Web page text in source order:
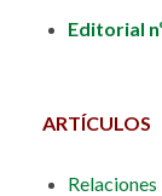
Editorial
ARTÍCULOS